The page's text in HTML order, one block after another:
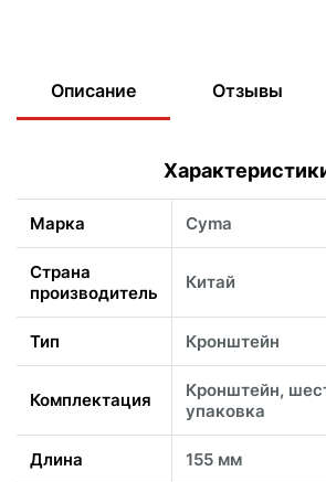
Описание Отзывы
Марка Cyma
Страна
производитель
Китай
Тип Кронштейн
Комплектация
Кронштейн,
упаковка
Длина 155 мм